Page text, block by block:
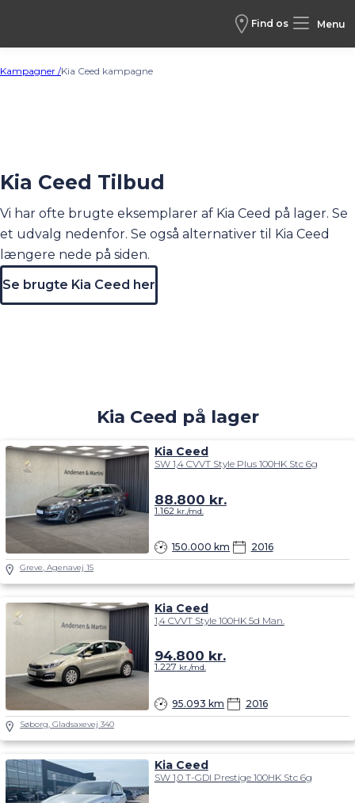
Find os Menu
Kampagner /Kia Ceed kampagne
Kia Ceed Tilbud
Vi har ofte brugte eksemplarer af Kia Ceed på lager. Se
et udvalg nedenfor. Se også alternativer til Kia Ceed
længere nede på siden.
Se brugte Kia Ceed her
Kia Ceed på lager
Kia Ceed
SW 1,4 CVVT Style Plus 100HK Stc 6g
150.000 km 2016
88.800 kr.
1.162kr./md.
Greve, Agenavej 15
Kia Ceed
1,4 CVVT Style 100HK 5d Man.
95.093 km 2016
94.800 kr.
1.227 kr./md.
Søborg, Gladsaxevej 340
Kia Ceed
SW 1,0 T-GDI Prestige 100HK Stc 6g